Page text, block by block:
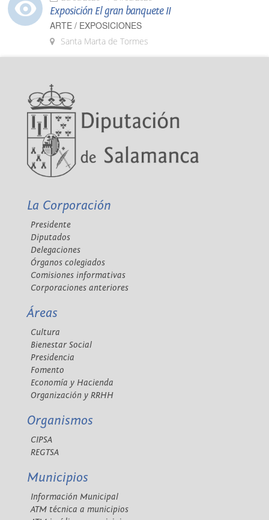
Exposición El gran banquete II
ARTE / EXPOSICIONES
Santa Marta de Tormes
La Corporación
Presidente
Diputados
Delegaciones
Órganos colegiados
Comisiones informativas
Corporaciones anteriores
Áreas
Cultura
Bienestar Social
Presidencia
Fomento
Economía y Hacienda
Organización y RRHH
Organismos
CIPSA
REGTSA
Municipios
Información Municipal
ATM técnica a municipios